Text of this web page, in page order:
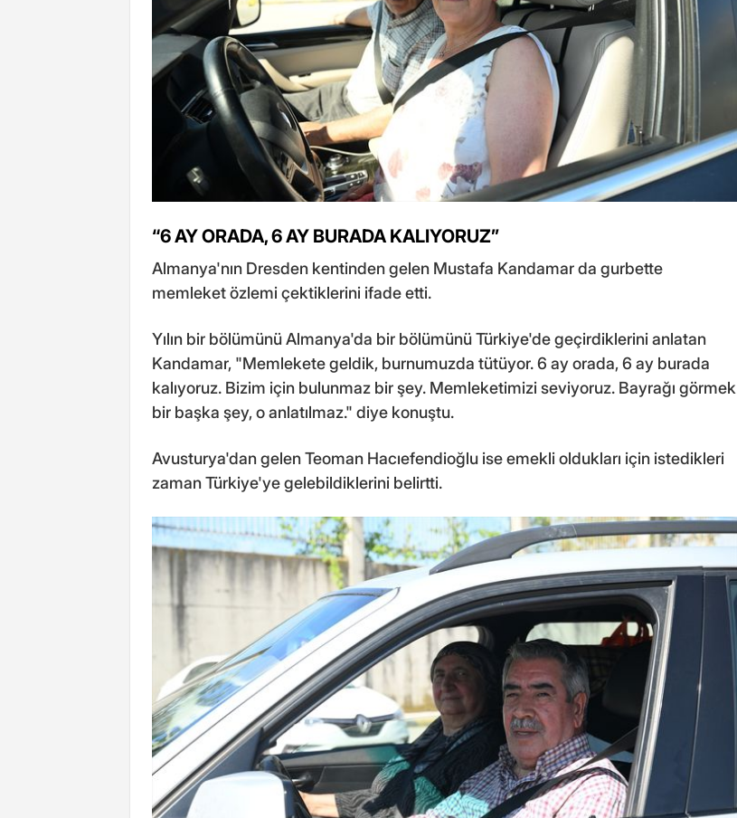
“6 AY ORADA, 6 AY BURADA KALIYORUZ”
Almanya'nın Dresden kentinden gelen Mustafa Kandamar da gurbette
memleket özlemi çektiklerini ifade etti.
Yılın bir bölümünü Almanya'da bir bölümünü Türkiye'de geçirdiklerini anlatan
Kandamar, "Memlekete geldik, burnumuzda tütüyor. 6 ay orada, 6 ay burada
kalıyoruz. Bizim için bulunmaz bir şey. Memleketimizi seviyoruz. Bayrağı görmek
bir başka şey, o anlatılmaz." diye konuştu.
Avusturya'dan gelen Teoman Hacıefendioğlu ise emekli oldukları için istedikleri
zaman Türkiye'ye gelebildiklerini belirtti.